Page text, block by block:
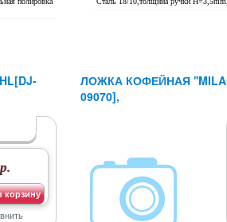
корзину
ЛОЖКА КОФЕЙНАЯ
09070],